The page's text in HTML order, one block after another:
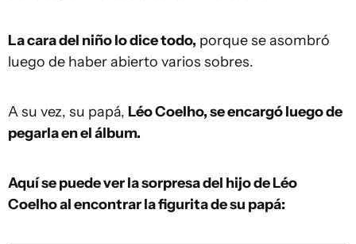
La cara del niño lo dice todo, porque se asombró
luego de haber abierto varios sobres.
A su vez, su papá, Léo Coelho, se encargó luego de
pegarla en el álbum.
Aquí se puede ver la sorpresa del hijo de Léo
Coelho al encontrar la figurita de su papá: